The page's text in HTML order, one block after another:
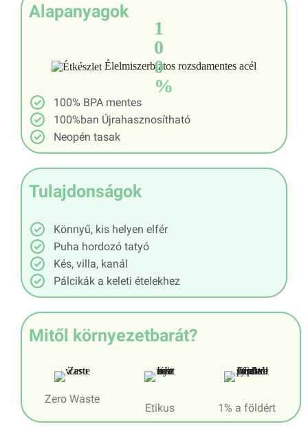
Alapanyagok
1
0
0
%
Élelmiszerbiztos rozsdamentes acél
100% BPA mentes
100%ban Újrahasznosítható
Neopén tasak
Tulajdonságok
Könnyű, kis helyen elfér
Puha hordozó tatyó
Kés, villa, kanál
Pálcikák a keleti ételekhez
Mitől környezetbarát?
Zero Waste
Etikus 1% a földért